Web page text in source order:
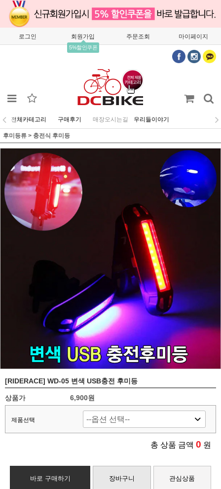
로그인 회원가입
5%할인쿠폰
주문조회 마이페이지
전체카테고리 구매후기 매장오시는길 우리들이야기
후미등류 > 충전식 후미등
[RIDERACE] WD-05 변색 USB충전 후미등
상품가 6,900원
제품선택
총 상품 금액 0 원
바로 구매하기 장바구니 관심상품